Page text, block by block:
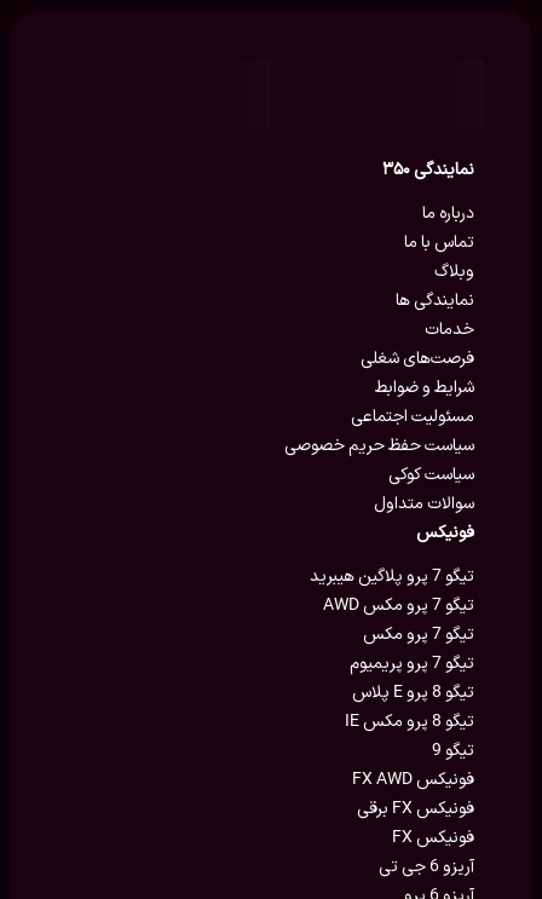
نمایندگی ۳۵۰
درباره ما
تماس با ما
وبلاگ
نمایندگی ها
خدمات
فرصت‌های شغلی
شرایط و ضوابط
مسئولیت اجتماعی
سیاست حفظ حریم خصوصی
سیاست کوکی
سوالات متداول
فونیکس
تیگو 7 پرو پلاگین هیبرید
تیگو 7 پرو مکس AWD
تیگو 7 پرو مکس
تیگو 7 پرو پریمیوم
تیگو 8 پرو E پلاس
تیگو 8 پرو مکس IE
تیگو 9
فونیکس FX AWD
فونیکس FX برقی
فونیکس FX
آریزو 6 جی تی
آریزو 6 پرو